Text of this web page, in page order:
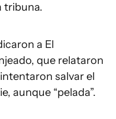
tribuna.
a El
que relataron
salvar el
aunque “pelada”.